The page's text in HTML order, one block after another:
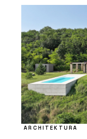
ARCHITEKTURA